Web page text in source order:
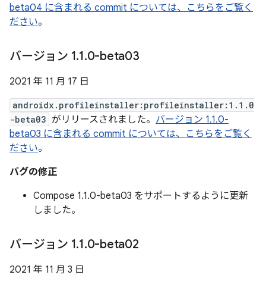
beta04 に含まれる commit については、こちらをご覧く
ださい。
バージョン 1.1.0-beta03
2021 年 11 月 17 日
androidx.profileinstaller:profileinstaller:1.1.0
-beta03 がリリースされました。 バージョン 1.1.0-
beta03 に含まれる commit については、こちらをご覧く
ださい。
バグの修正
Compose 1.1.0-beta03 をサポートするように更新
しました。
バージョン 1.1.0-beta02
2021 年 11 月 3 日